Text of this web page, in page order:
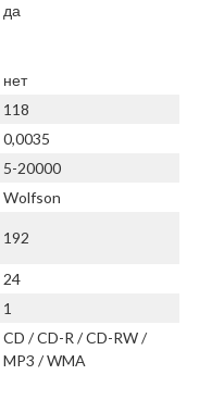
да
нет
118
0,0035
5-20000
Wolfson
192
24
1
CD / CD-R / CD-RW /
MP3 / WMA